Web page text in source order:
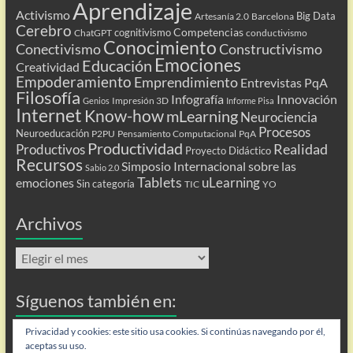
Activismo Aprendizaje Artesanía 2.0 Barcelona Big Data
Cerebro ChatGPT cognitivismo Competencias conductivismo
ConectivismoConocimientoConstructivismo
Creatividad Educación Emociones
Empoderamiento Emprendimiento Entrevistas PqA
Filosofía Genios Impresión 3D Infografía Informe Pisa Innovación
Internet Know-howmLearning Neurociencia
Neuroeducación P2PU Pensamiento Computacional PqA Procesos
Productivos Productividad Proyecto Didáctico Realidad
Recursos Sabio 2.0 Simposio Internacional sobre las
emociones Sin categoría Tablets TIC uLearning YO
Archivos
Archivos
Síguenos también en:
Flip
Privacidad y cookies: este sitio usa cookies. Si continúas navegando por él,
aceptas su uso.